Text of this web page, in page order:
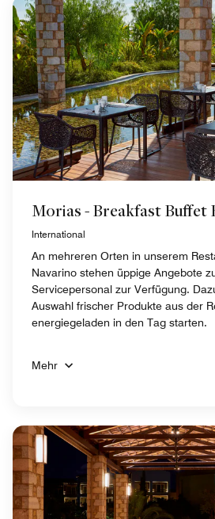
Morias - Breakfast Buffet
International
An mehreren Orten in unserem
Navarino stehen üppige Angebote
Servicepersonal zur Verfügung.
Auswahl frischer Produkte aus der
energiegeladen in den Tag starten.
Mehr